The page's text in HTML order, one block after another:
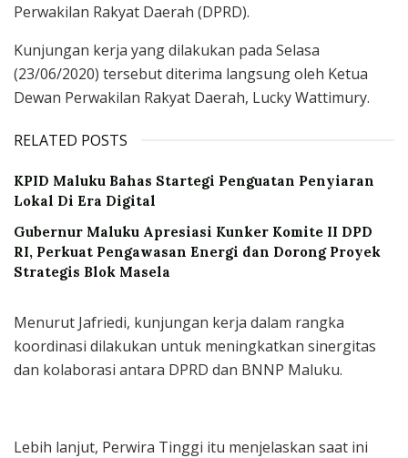
Perwakilan Rakyat Daerah (DPRD).
Kunjungan kerja yang dilakukan pada Selasa
(23/06/2020) tersebut diterima langsung oleh Ketua
Dewan Perwakilan Rakyat Daerah, Lucky Wattimury.
RELATED POSTS
KPID Maluku Bahas Startegi Penguatan Penyiaran
Lokal Di Era Digital
Gubernur Maluku Apresiasi Kunker Komite II DPD
RI, Perkuat Pengawasan Energi dan Dorong Proyek
Strategis Blok Masela
Menurut Jafriedi, kunjungan kerja dalam rangka
koordinasi dilakukan untuk meningkatkan sinergitas
dan kolaborasi antara DPRD dan BNNP Maluku.
Lebih lanjut, Perwira Tinggi itu menjelaskan saat ini